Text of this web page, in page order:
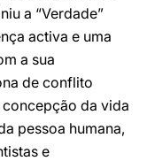
a “Verdade”
activa e uma
a sua
de conflito
da vida
pessoa humana,
e